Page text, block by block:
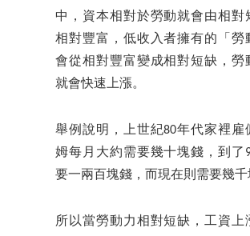
中，資本相對於勞動就會由相對
相對豐富，低收入者擁有的「勞
會從相對豐富變成相對短缺，勞
就會快速上漲。
舉例說明，上世紀80年代家裡雇
姆每月大約需要幾十塊錢，到了
要一兩百塊錢，而現在則需要幾千
所以當勞動力相對短缺，工資上